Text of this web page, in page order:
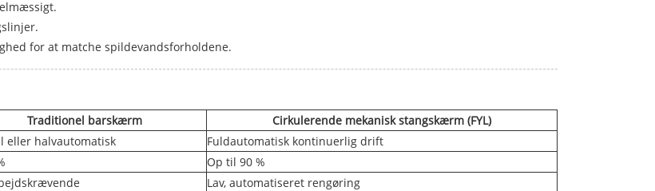
for at matche spildevandsforholdene.
Traditionel barskærm
Cirkulerende mekanisk stangskærm (FYL)
eller halvautomatisk
Fuldautomatisk kontinuerlig drift
Op til 90 %
Lav, automatiseret rengøring